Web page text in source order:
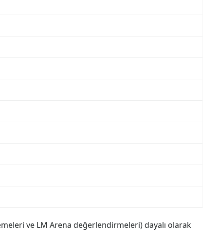
ve LM Arena değerlendirmeleri) dayalı olarak